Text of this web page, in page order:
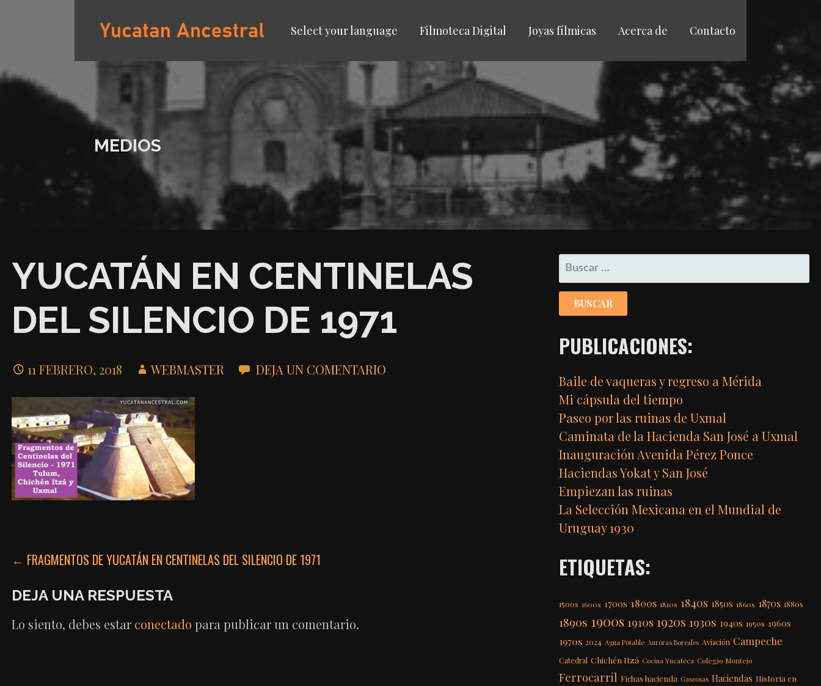
YUCATAN ANCESTRAL
Select your language Filmoteca Digital Joyas fílmicas Acerca de Contacto
MEDIOS
YUCATÁN EN CENTINELAS
DEL SILENCIO DE 1971
11 FEBRERO, 2018 WEBMASTER DEJA UN COMENTARIO
NAVEGACIÓN
DE
ENTRADAS
← FRAGMENTOS DE YUCATÁN EN CENTINELAS DEL SILENCIO DE 1971
DEJA UNA RESPUESTA
Lo siento, debes estar conectado para publicar un comentario.
BUSCAR:
PUBLICACIONES:
Baile de vaqueras y regreso a Mérida
Mi cápsula del tiempo
Paseo por las ruinas de Uxmal
Caminata de la Hacienda San José a Uxmal
Inauguración Avenida Pérez Ponce
Haciendas Yokat y San José
Empiezan las ruinas
La Selección Mexicana en el Mundial de
Uruguay 1930
ETIQUETAS:
1500s 1600s 1700s 1800s 1810s 1840s 1850s 1860s 1870s 1880s
1890s 1900s 1910s 1920s 1930s 1940s 1950s 1960s
1970s 2024 Agua Potable Auroras Boreales Aviación Campeche
Catedral Chichén Itzá Cocina Yucateca Colegio Montejo
Ferrocarril Fichas hacienda Gaseosas Haciendas Historia en